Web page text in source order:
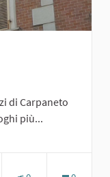
di Carpaneto
più...